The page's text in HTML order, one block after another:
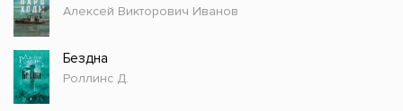
Алексей Викторович Иванов
Бездна
Роллинс Д.